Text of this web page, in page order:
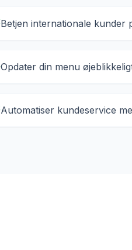
Betjen internationale kunder
Opdater din menu
Automatiser kundeservice